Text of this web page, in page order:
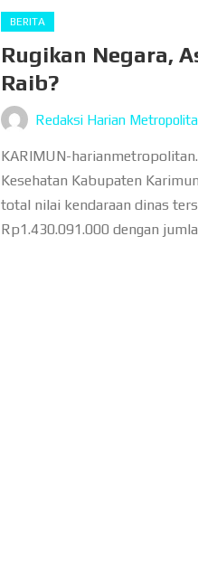
BERITA
Rugikan Negara,
Raib?
Redaksi Harian
KARIMUN-
Kesehatan Kabupaten
total nilai kendaraan dinas
Rp1.430.091.000 dengan